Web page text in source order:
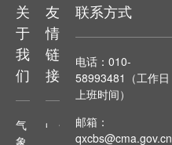
关
于
我
们
气
象
友
情
链
接
中国气象网
气象出版社官网
联系方式
电话：010-
58993481（工作日
上班时间）
邮箱：
qxcbs@cma.gov.cn